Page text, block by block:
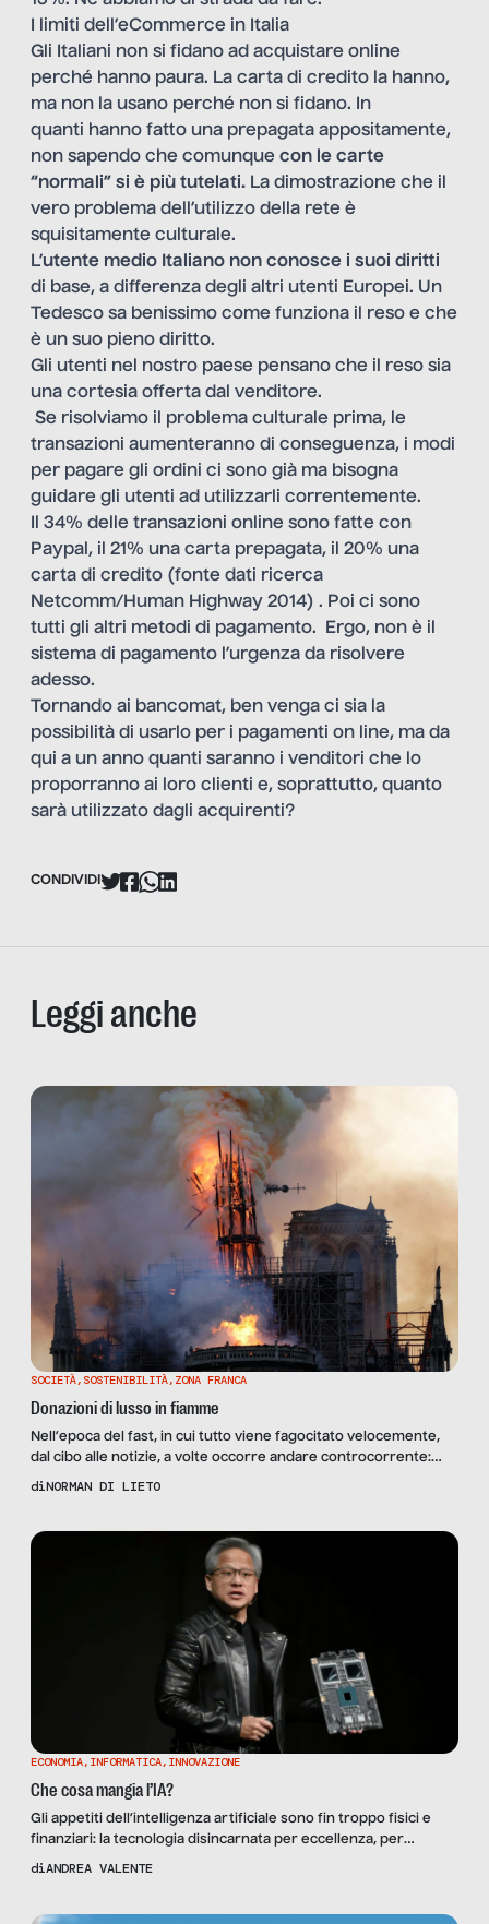
I limiti dell’eCommerce in Italia
Gli Italiani non si fidano ad acquistare online
perché hanno paura. La carta di credito la hanno,
ma non la usano perché non si fidano. In
quanti hanno fatto una prepagata appositamente,
non sapendo che comunque con le carte
“normali” si è più tutelati. La dimostrazione che il
vero problema dell’utilizzo della rete è
squisitamente culturale.
L’utente medio Italiano non conosce i suoi diritti
di base, a differenza degli altri utenti Europei. Un
Tedesco sa benissimo come funziona il reso e che
è un suo pieno diritto.
Gli utenti nel nostro paese pensano che il reso sia
una cortesia offerta dal venditore.
Se risolviamo il problema culturale prima, le
transazioni aumenteranno di conseguenza, i modi
per pagare gli ordini ci sono già ma bisogna
guidare gli utenti ad utilizzarli correntemente.
Il 34% delle transazioni online sono fatte con
Paypal, il 21% una carta prepagata, il 20% una
carta di credito (fonte dati ricerca
Netcomm/Human Highway 2014) . Poi ci sono
tutti gli altri metodi di pagamento. Ergo, non è il
sistema di pagamento l’urgenza da risolvere
adesso.
Tornando ai bancomat, ben venga ci sia la
possibilità di usarlo per i pagamenti on line, ma da
qui a un anno quanti saranno i venditori che lo
proporranno ai loro clienti e, soprattutto, quanto
sarà utilizzato dagli acquirenti?
CONDIVIDI
Leggi anche
SOCIETÀ, SOSTENIBILITÀ, ZONA FRANCA
Donazioni di lusso in fiamme
Nell’epoca del fast, in cui tutto viene fagocitato velocemente,
dal cibo alle notizie, a volte occorre andare controcorrente:
scegliendo con determinazione lo slow, sia nel food che nelle
nell’immaginario di ognuno di noi, ma quando le […]
diNORMAN DI LIETO
ECONOMIA, INFORMATICA, INNOVAZIONE
Che cosa mangia l’IA?
Gli appetiti dell’intelligenza artificiale sono fin troppo fisici e
finanziari: la tecnologia disincarnata per eccellenza, per
esistere, ha bisogno di fabbriche reali che trasformino il silicio
diANDREA VALENTE